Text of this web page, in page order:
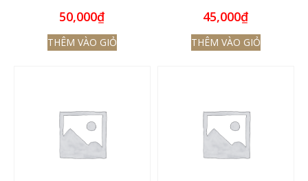
50,000₫
THÊM VÀO GIỎ
45,000₫
THÊM VÀO GIỎ